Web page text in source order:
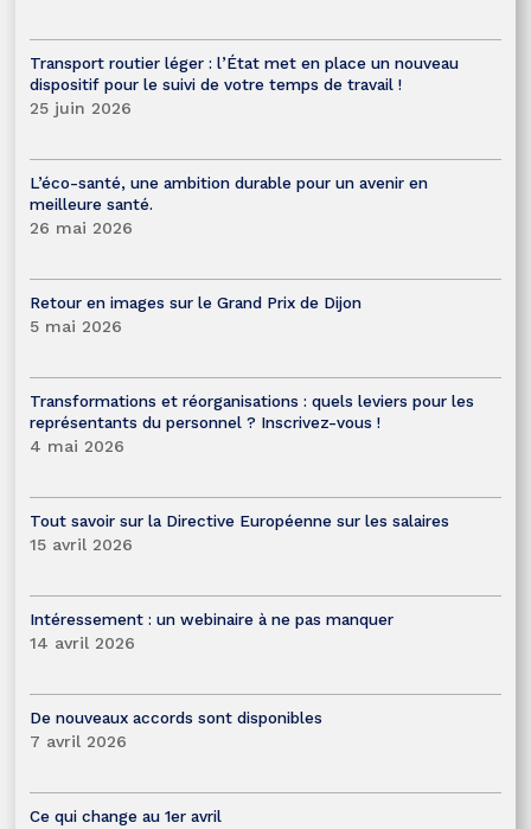
Transport routier léger : l’État met en place un nouveau
dispositif pour le suivi de votre temps de travail !
25 juin 2026
L’éco-santé, une ambition durable pour un avenir en
meilleure santé.
26 mai 2026
Retour en images sur le Grand Prix de Dijon
5 mai 2026
Transformations et réorganisations : quels leviers pour les
représentants du personnel ? Inscrivez-vous !
4 mai 2026
Tout savoir sur la Directive Européenne sur les salaires
15 avril 2026
Intéressement : un webinaire à ne pas manquer
14 avril 2026
De nouveaux accords sont disponibles
7 avril 2026
Ce qui change au 1er avril